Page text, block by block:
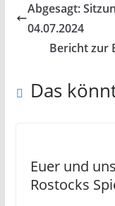
Abgesagt:
04.07.2024
Bericht zur
Das
Euer und
Rostocks